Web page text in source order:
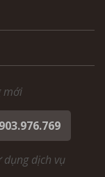
mới
dụng dịch vụ